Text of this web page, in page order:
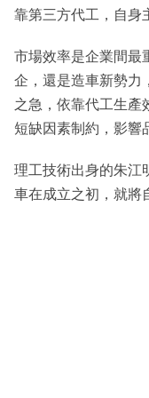
靠第三方代工，自身
市場效率是企業間最
企，還是造車新勢力
之急，依靠代工生產
短缺因素制約，影響
理工技術出身的朱江
車在成立之初，就將